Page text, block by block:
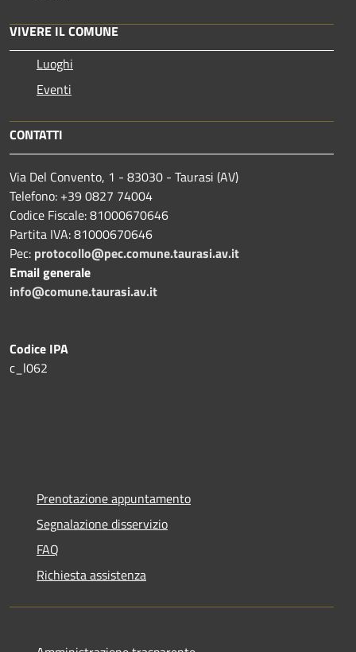
VIVERE IL COMUNE
Luoghi
Eventi
CONTATTI
Via Del Convento, 1 - 83030 - Taurasi (AV)
Telefono: +39 0827 74004
Codice Fiscale: 81000670646
Partita IVA: 81000670646
Pec: protocollo@pec.comune.taurasi.av.it
Email generale
info@comune.taurasi.av.it
Codice IPA
c_l062
Prenotazione appuntamento
Segnalazione disservizio
FAQ
Richiesta assistenza